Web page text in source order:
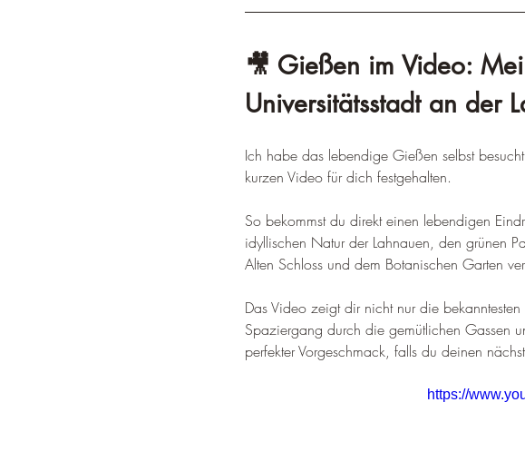
🎥 Gießen im Video:
Universitätsstadt an der
Ich habe das lebendige Gießen selbst
kurzen Video für dich festgehalten.
So bekommst du direkt einen lebendigen
idyllischen Natur der Lahnauen, den grünen
Alten Schloss und dem Botanischen Garten
Das Video zeigt dir nicht nur die
Spaziergang durch die gemütlichen Gassen
perfekter Vorgeschmack, falls du deinen
https://